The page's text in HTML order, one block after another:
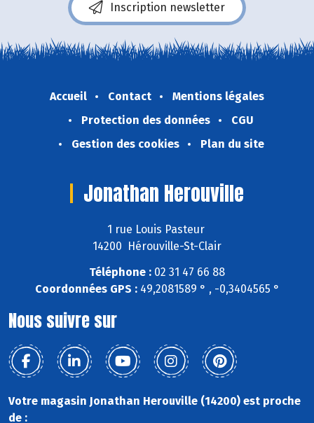
Inscription newsletter
Accueil Contact
Mentions légales
Protection des données
CGU
Gestion des cookies
Plan du site
Jonathan Herouville
1 rue Louis Pasteur
14200 Hérouville-St-Clair
Téléphone : 02 31 47 66 88
Coordonnées GPS :49,2081589 ° , -0,3404565 °
Nous suivre sur
Votre magasin Jonathan Herouville (14200) est proche
de :